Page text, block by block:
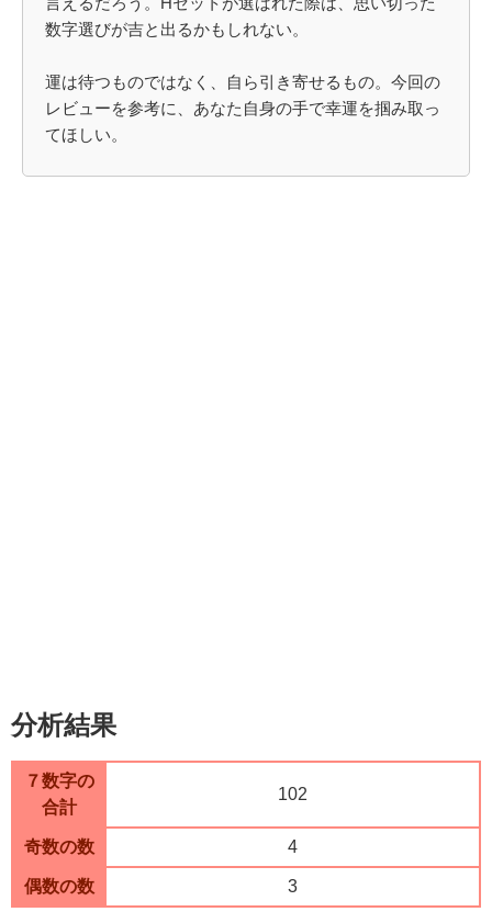
数字選びが吉と出るかもしれない。
運は待つものではなく、自ら引き寄せるもの。今回の
レビューを参考に、あなた自身の手で幸運を掴み取っ
てほしい。
分析結果
７数字の
合計
102
奇数の数 4
偶数の数 3